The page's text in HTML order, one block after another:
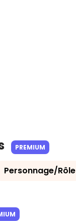
PREMIUM
Personnage/Rôle